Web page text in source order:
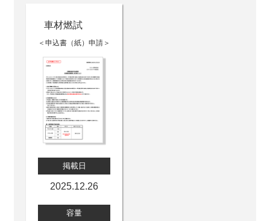
車材燃試
＜申込書（紙）申請＞
掲載日
2025.12.26
容量